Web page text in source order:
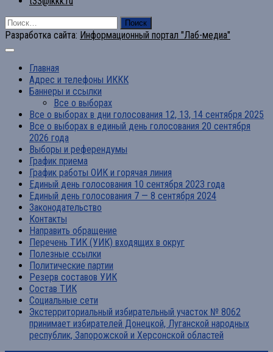
Найти:
Разработка сайта: Информационный портал "Лаб-медиа"
Главная
Адрес и телефоны ИККК
Баннеры и ссылки
Все о выборах
Все о выборах в дни голосования 12, 13, 14 сентября 2025
Все о выборах в единый день голосования 20 сентября
2026 года
Выборы и референдумы
График приема
График работы ОИК и горячая линия
Единый день голосования 10 сентября 2023 года
Единый день голосования 7 — 8 сентября 2024
Законодательство
Контакты
Направить обращение
Перечень ТИК (УИК) входящих в округ
Полезные ссылки
Политические партии
Резерв составов УИК
Состав ТИК
Социальные сети
Экстерриториальный избирательный участок № 8062
принимает избирателей Донецкой, Луганской народных
республик, Запорожской и Херсонской областей